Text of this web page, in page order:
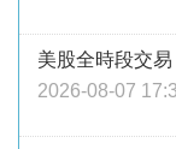
美股全時段交
2026-08-07